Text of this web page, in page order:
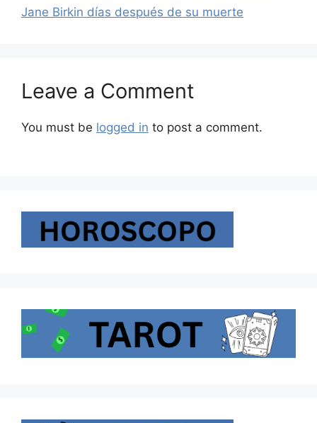
Jane Birkin días después de su muerte
Leave a Comment
You must be logged in to post a comment.